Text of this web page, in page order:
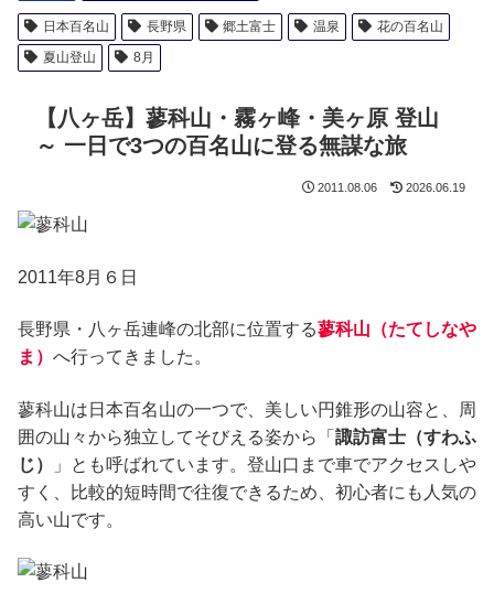
日本百名山 長野県 郷土富士 温泉
花の百名山
夏山登山
8月
【八ヶ岳】蓼科山・霧ヶ峰・美ヶ原 登山
～ 一日で3つの百名山に登る無謀な旅
2011.08.06 2026.06.19
2011年8月６日
長野県・八ヶ岳連峰の北部に位置する蓼科山（たてしなや
ま） へ行ってきました。
蓼科山は日本百名山の一つで、美しい円錐形の山容と、周
囲の山々から独立してそびえる姿から「 諏訪富士（すわふ
じ）
」とも呼ばれています。登山口まで車でアクセスしや
すく、比較的短時間で往復できるため、初心者にも人気の
高い山です。